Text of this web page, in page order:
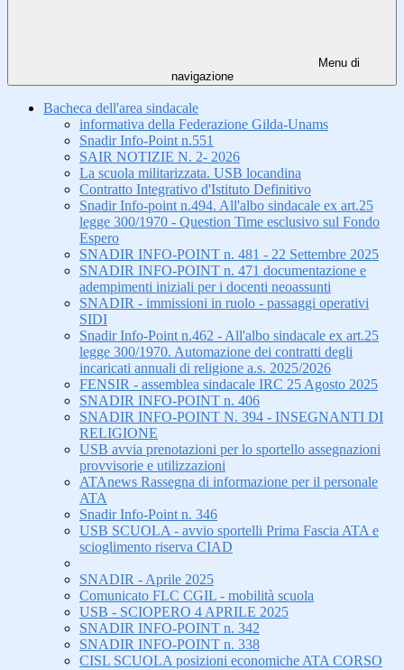
Menu di
navigazione
Bacheca dell'area sindacale
informativa della Federazione Gilda-Unams
Snadir Info-Point n.551
SAIR NOTIZIE N. 2- 2026
La scuola militarizzata. USB locandina
Contratto Integrativo d'Istituto Definitivo
Snadir Info-point n.494. All'albo sindacale ex art.25
legge 300/1970 - Question Time esclusivo sul Fondo
Espero
SNADIR INFO-POINT n. 481 - 22 Settembre 2025
SNADIR INFO-POINT n. 471 documentazione e
adempimenti iniziali per i docenti neoassunti
SNADIR - immissioni in ruolo - passaggi operativi
SIDI
Snadir Info-Point n.462 - All'albo sindacale ex art.25
legge 300/1970. Automazione dei contratti degli
incaricati annuali di religione a.s. 2025/2026
FENSIR - assemblea sindacale IRC 25 Agosto 2025
SNADIR INFO-POINT n. 406
SNADIR INFO-POINT N. 394 - INSEGNANTI DI
RELIGIONE
USB avvia prenotazioni per lo sportello assegnazioni
provvisorie e utilizzazioni
ATAnews Rassegna di informazione per il personale
ATA
Snadir Info-Point n. 346
USB SCUOLA - avvio sportelli Prima Fascia ATA e
scioglimento riserva CIAD
SNADIR - Aprile 2025
Comunicato FLC CGIL - mobilità scuola
USB - SCIOPERO 4 APRILE 2025
SNADIR INFO-POINT n. 342
SNADIR INFO-POINT n. 338
CISL SCUOLA posizioni economiche ATA CORSO